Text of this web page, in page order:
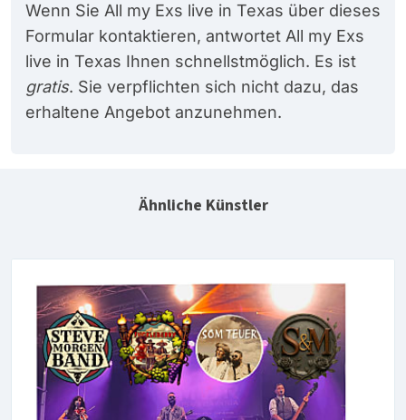
Wenn Sie All my Exs live in Texas über dieses
Formular kontaktieren, antwortet All my Exs
live in Texas Ihnen schnellstmöglich. Es ist
gratis. Sie verpflichten sich nicht dazu, das
erhaltene Angebot anzunehmen.
Ähnliche Künstler